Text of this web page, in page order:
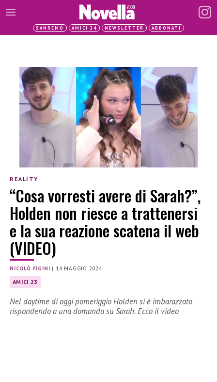
SANREMO AMICI 24 NEWSLETTER ABBONATI
REALITY
“Cosa vorresti avere di Sarah?”,
Holden non riesce a trattenersi
e la sua reazione scatena il web
(VIDEO)
NICOLÒ FIGINI | 14 MAGGIO 2024
AMICI 23
Nel daytime di oggi pomeriggio Holden si è imbarazzato
rispondendo a una domanda su Sarah. Ecco il video